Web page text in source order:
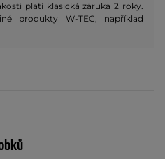
platí klasická záruka 2 roky.
produkty W-TEC, například